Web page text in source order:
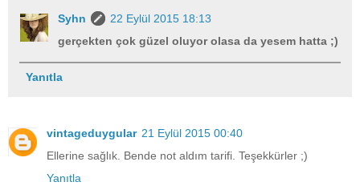
Syhn
22 Eylül 2015 18:13
gerçekten çok güzel oluyor olasa da yesem hatta ;)
Yanıtla
vintageduygular 21 Eylül 2015 00:40
Ellerine sağlık. Bende not aldım tarifi. Teşekkürler ;)
Yanıtla